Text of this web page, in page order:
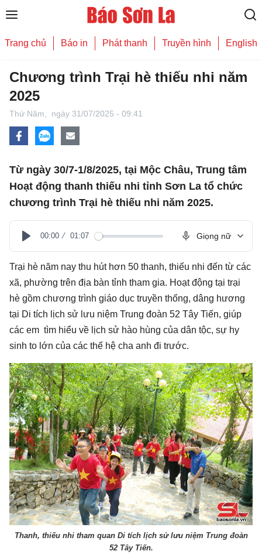
Trang chủ Báo in Phát thanh Truyền hình English
Chương trình Trại hè thiếu nhi năm
2025
Thứ Năm, ngày 31/07/2025 - 09:41
Từ ngày 30/7-1/8/2025, tại Mộc Châu, Trung tâm
Hoạt động thanh thiếu nhi tỉnh Sơn La tổ chức
chương trình Trại hè thiếu nhi năm 2025.
Play
00:00 01:07 Giọng nữ
Trại hè năm nay thu hút hơn 50 thanh, thiếu nhi đến từ các
xã, phường trên địa bàn tỉnh tham gia. Hoạt động tại trại
hè gồm chương trình giáo dục truyền thống, dâng hương
tại Di tích lịch sử lưu niệm Trung đoàn 52 Tây Tiến, giúp
các em tìm hiểu về lịch sử hào hùng của dân tộc, sự hy
sinh to lớn của các thế hệ cha anh đi trước.
Thanh, thiếu nhi tham quan Di tích lịch sử lưu niệm Trung đoàn
52 Tây Tiến.